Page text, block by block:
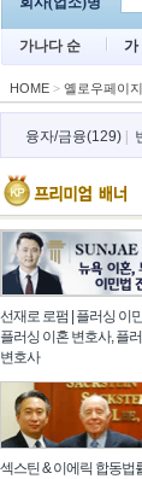
가나다 순 가
HOME > 옐로우페이지
융자/금융(129)
선재로 로펌 | 플러싱 이
플러싱 이혼 변호사, 플
변호사
섹스틴 & 이에릭 합동법